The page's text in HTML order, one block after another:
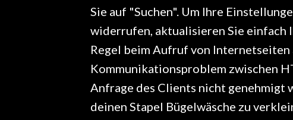
Sie auf "Suchen". Um Ihre
widerrufen, aktualisieren Sie
Regel beim Aufruf von Internetseiten
Kommunikationsproblem zwischen
Anfrage des Clients nicht genehmigt
deinen Stapel Bügelwäsche zu